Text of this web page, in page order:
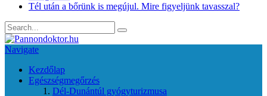
Tél után a bőrünk is megújul. Mire figyeljünk tavasszal?
Navigate
Kezdőlap
Egészségmegőrzés
Dél-Dunántúl gyógyturizmusa